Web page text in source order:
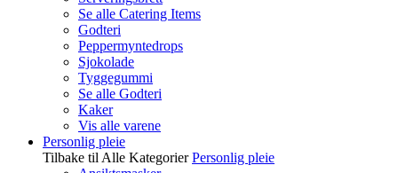
Se alle Catering Items
Godteri
Peppermyntedrops
Sjokolade
Tyggegummi
Se alle Godteri
Kaker
Vis alle varene
Personlig pleie
Tilbake til Alle Kategorier Personlig pleie